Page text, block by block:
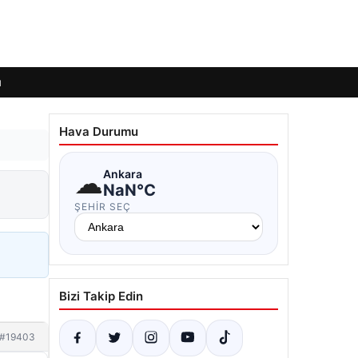
#19403
Hava Durumu
☁Ankara
NaN°C
ŞEHIR SEÇ
Bizi Takip Edin